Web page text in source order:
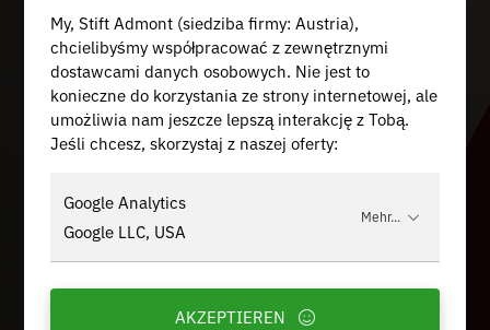
My, Stift Admont (siedziba firmy: Austria),
chcielibyśmy współpracować z zewnętrznymi
dostawcami danych osobowych. Nie jest to
konieczne do korzystania ze strony internetowej, ale
umożliwia nam jeszcze lepszą interakcję z Tobą.
Jeśli chcesz, skorzystaj z naszej oferty:
Google Analytics
Google LLC, USA
Mehr...
AKZEPTIEREN